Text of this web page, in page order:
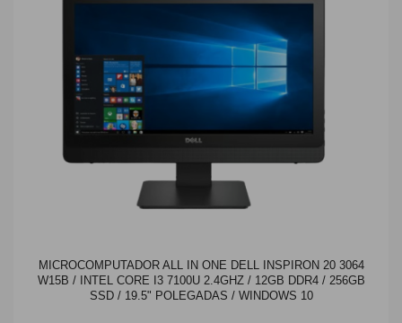
MICROCOMPUTADOR ALL IN ONE DELL INSPIRON 20 3064
W15B / INTEL CORE I3 7100U 2.4GHZ / 12GB DDR4 / 256GB
SSD / 19.5" POLEGADAS / WINDOWS 10